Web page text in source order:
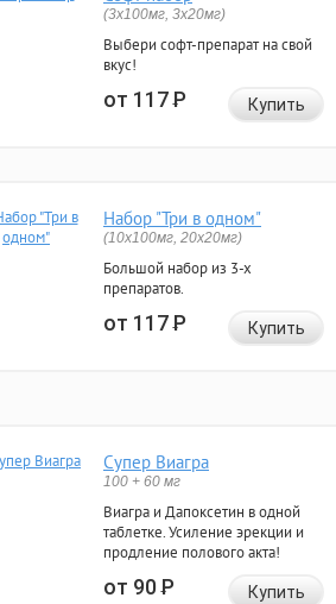
(3x100мг, 3x20мг)
Выбери софт-препарат на свой
вкус!
от 117Р Купить
Набор "Три в одном"
(10x100мг, 20x20мг)
Большой набор из 3-х
препаратов.
от 117Р Купить
Супер Виагра
100 + 60 мг
Виагра и Дапоксетин в одной
таблетке. Усиление эрекции и
продление полового акта!
от 90Р Купить